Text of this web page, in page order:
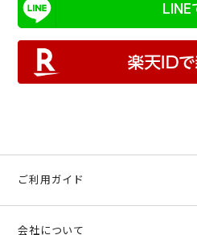
ご利用ガイド
会社について